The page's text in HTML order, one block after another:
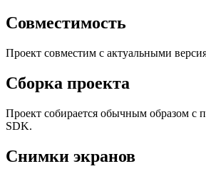
Совместимость
Проект совместим с актуальными
Сборка проекта
Проект собирается обычным образом с
SDK.
Снимки экранов